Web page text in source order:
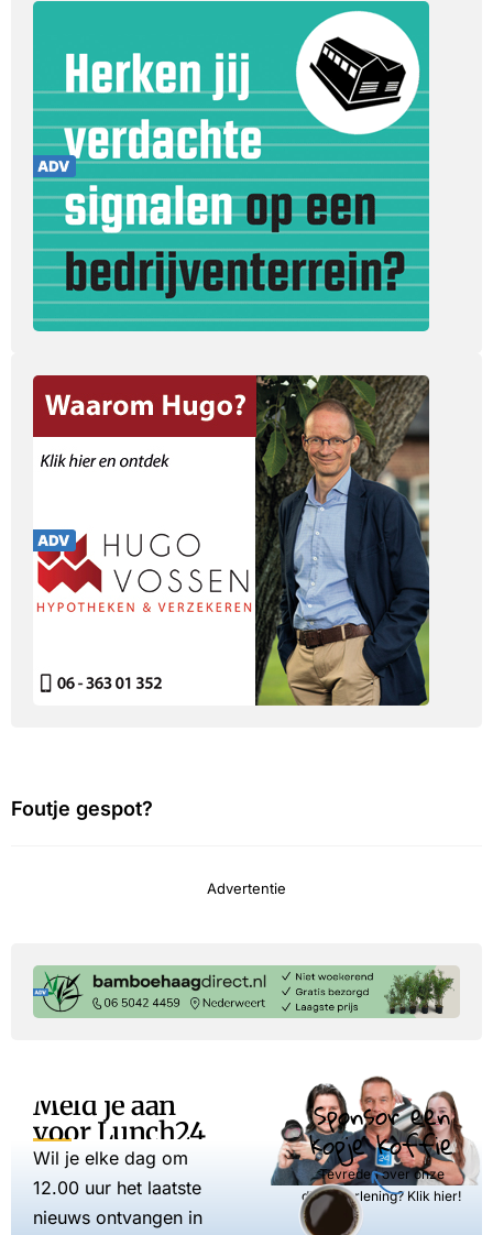
Foutje gespot?
Advertentie
Meld je aan
voor Lunch24
Wil je elke dag om
12.00 uur het laatste
nieuws ontvangen in
Sponsor een
kopje koffie
Tevreden over onze
dienstverlening? Klik hier!